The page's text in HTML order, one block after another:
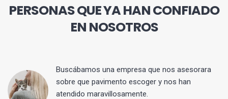
PERSONAS QUE YA HAN CONFIADO
EN NOSOTROS
Buscábamos una empresa que nos asesorara
sobre que pavimento escoger y nos han
atendido maravillosamente.